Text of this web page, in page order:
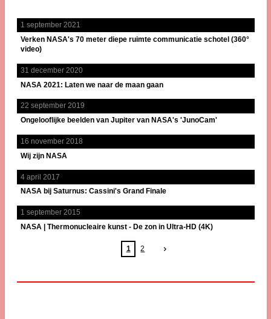
1 september 2021
Verken NASA's 70 meter diepe ruimte communicatie schotel (360°
video)
31 december 2020
NASA 2021: Laten we naar de maan gaan
22 september 2019
Ongelooflijke beelden van Jupiter van NASA's 'JunoCam'
16 november 2018
Wij zijn NASA
4 april 2017
NASA bij Saturnus: Cassini's Grand Finale
1 september 2015
NASA | Thermonucleaire kunst - De zon in Ultra-HD (4K)
1 2